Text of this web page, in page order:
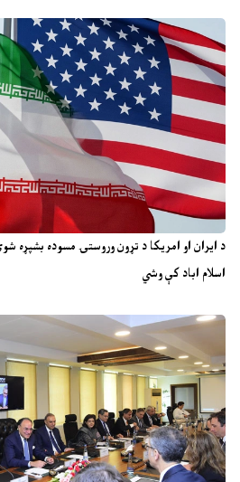
د ایران او امریکا د تړون وروستۍ مسوده بشپړه
اسلام اباد کې وشي